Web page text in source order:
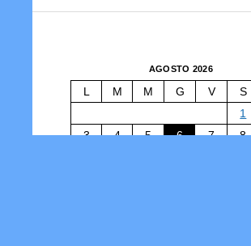
AGOSTO 2026
L M M G V S
1
3
4 5 6 7 8